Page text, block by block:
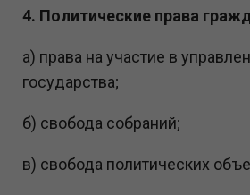
4. Политические права
а) права на участие в
государства;
б) свобода собраний;
в) свобода политических